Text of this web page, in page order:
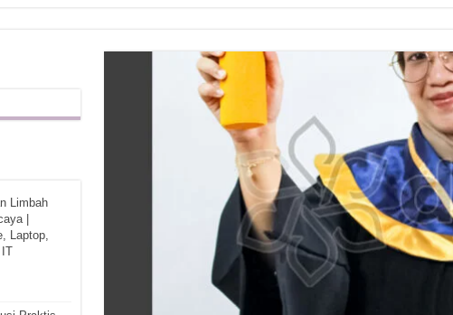
Limbah
|
Laptop,